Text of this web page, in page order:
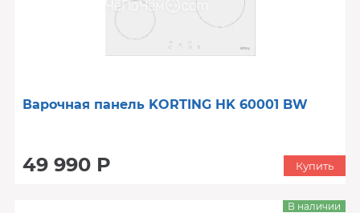
Варочная панель KORTING HK 60001 BW
49 990 Р Купить
В наличии